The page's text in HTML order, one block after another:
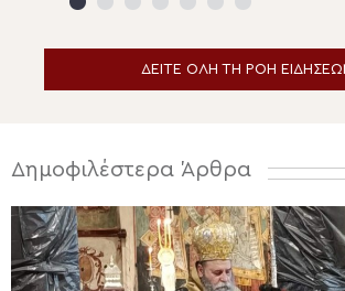
ΔΕΙΤΕ ΟΛΗ ΤΗ ΡΟΗ
Δημοφιλέστερα Άρθρα